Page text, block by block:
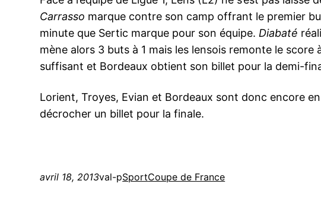
Carrasso marque contre son camp offrant le premier
minute que Sertic marque pour son équipe. Diabaté
mène alors 3 buts à 1 mais les lensois remonte le
suffisant et Bordeaux obtient son billet pour la demi-
Lorient, Troyes, Evian et Bordeaux sont donc encore
décrocher un billet pour la finale.
avril 18, 2013val-pSportCoupe de France